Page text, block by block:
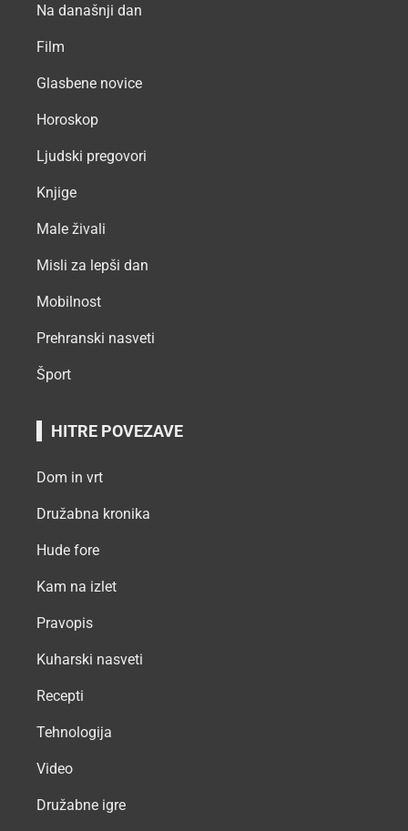
Na današnji dan
Film
Glasbene novice
Horoskop
Ljudski pregovori
Knjige
Male živali
Misli za lepši dan
Mobilnost
Prehranski nasveti
Šport
HITRE POVEZAVE
Dom in vrt
Družabna kronika
Hude fore
Kam na izlet
Pravopis
Kuharski nasveti
Recepti
Tehnologija
Video
Družabne igre